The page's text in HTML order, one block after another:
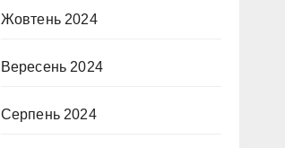
Жовтень 2024
Вересень 2024
Серпень 2024